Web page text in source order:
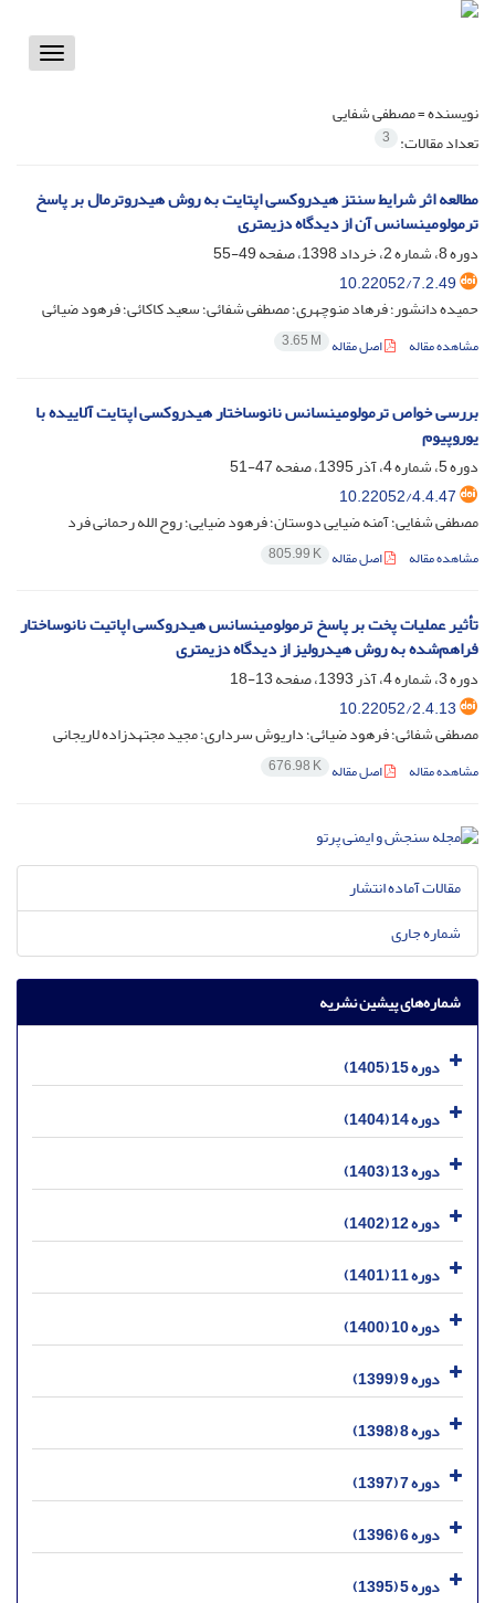
Toggle
نویسنده =مصطفی شفایی
تعداد مقالات: 3
مطالعه اثر شرایط سنتز هیدروکسی اپتایت به روش هیدروترمال بر پاسخ
ترمولومینسانس آن از دیدگاه دزیمتری
دوره 8، شماره 2، خرداد 1398، صفحه
49-55
10.22052/7.2.49
حمیده دانشور؛ فرهاد منوچهری؛ مصطفی شفائی؛ سعید کاکائی؛ فرهود ضیائی
مشاهده مقاله اصل مقاله 3.65 M
بررسی خواص ترمولومینسانس نانوساختار هیدروکسی ‌اپتایت آلاییده با
یوروپیوم
دوره 5، شماره 4، آذر 1395، صفحه
47-51
10.22052/4.4.47
مصطفی شفایی؛ آمنه ضیایی دوستان؛ فرهود ضیایی؛ روح الله رحمانی فرد
مشاهده مقاله اصل مقاله 805.99 K
تأثیر عملیات پخت بر پاسخ ترمولومینسانس هیدروکسی اپاتیت نانوساختار
فراهم‌‌شده به روش هیدرولیز از دیدگاه دزیمتری
دوره 3، شماره 4، آذر 1393، صفحه
13-18
10.22052/2.4.13
مصطفی شفائی؛ فرهود ضیائی؛ داریوش سرداری؛ مجید مجتهدزاده لاریجانی
مشاهده مقاله اصل مقاله 676.98 K
مقالات آماده انتشار
شماره جاری
شماره‌های پیشین نشریه
دوره 15 (1405)
دوره 14 (1404)
دوره 13 (1403)
دوره 12 (1402)
دوره 11 (1401)
دوره 10 (1400)
دوره 9 (1399)
دوره 8 (1398)
دوره 7 (1397)
دوره 6 (1396)
دوره 5 (1395)